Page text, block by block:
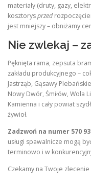
materiały (druty, gazy,
kosztorysprzed
jest mniejszy – obniżamy
Nie zwlekaj –
Pęknięta rama, zepsuta
zakładu produkcyjnego –
Jastrząb, Gąsawy
Nowy Dwór, Śmiłów, Wola
Kamienna i cały powiat
żywioł.
Zadzwoń na numer 570
usługi spawalnicze mogą
terminowo i w
Czekamy na Twoje